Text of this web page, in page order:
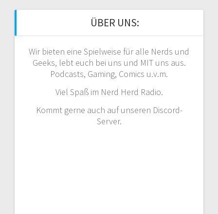
ÜBER UNS:
Wir bieten eine Spielweise für alle Nerds und
Geeks, lebt euch bei uns und MIT uns aus.
Podcasts, Gaming, Comics u.v.m.
Viel Spaß im Nerd Herd Radio.
Kommt gerne auch auf unseren Discord-
Server.